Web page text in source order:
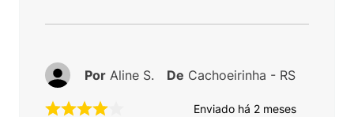
Enviado há 2 meses
Por Aline S. De Cachoeirinha - RS